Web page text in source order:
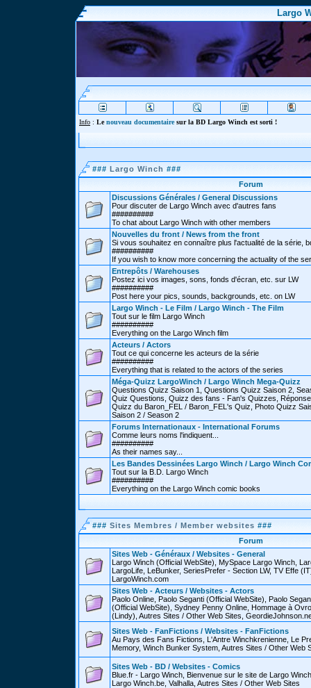
Largo
Info : Lenouveau documentairesur la BD Largo Winch est sorti !
### Largo Winch ###
Forum
Discussions Générales / General Discussions
Pour discuter de Largo Winch avec d'autres fans
##########
To chat about Largo Winch with other members
Nouvelles du front / News from the front
Si vous souhaitez en connaître plus l'actualité de la série,
##########
If you wish to know more concerning the actuality of the
Entrepôts / Warehouses
Postez ici vos images, sons, fonds d'écran, etc. sur LW
##########
Post here your pics, sounds, backgrounds, etc. on LW
Largo Winch - Le Film / Largo Winch - The Film
Tout sur le film Largo Winch
##########
Everything on the Largo Winch film
Acteurs / Actors
Tout ce qui concerne les acteurs de la série
##########
Everything that is related to the actors of the series
Méga-Quizz LargoWinch / Largo Winch Mega-Quizz
Questions Quizz Saison 1, Questions Quizz Saison 2,
Quiz Questions, Quizz des fans - Fan's Quizzes,
Quizz du Baron_FEL / Baron_FEL's Quiz, Photo Quizz
Saison 2 / Season 2
Forums Internationaux - International Forums
Comme leurs noms l'indiquent...
##########
As their names say...
Les Bandes Dessinées Largo Winch / Largo Winch
Tout sur la B.D. Largo Winch
##########
Everything on the Largo Winch comic books
### Sites Membres / Member websites ###
Forum
Sites Web - Généraux / Websites - General
Largo Winch (Official WebSite), MySpace Largo Winch,
LargoLife, LeBunker, SeriesPrefer - Section LW, TV Effe
LargoWinch.com
Sites Web - Acteurs / Websites - Actors
Paolo Online, Paolo Seganti (Official WebSite), Paolo
(Official WebSite), Sydney Penny Online, Hommage à
(Lindy), Autres Sites / Other Web Sites,
Sites Web - FanFictions / Websites - FanFictions
Au Pays des Fans Fictions, L'Antre Winchkrenienne, Le
Memory, Winch Bunker System, Autres Sites / Other Web
Sites Web - BD / Websites - Comics
Blue.fr - Largo Winch, Bienvenue sur le site de Largo
Largo Winch.be, Valhalla, Autres Sites / Other Web Sites